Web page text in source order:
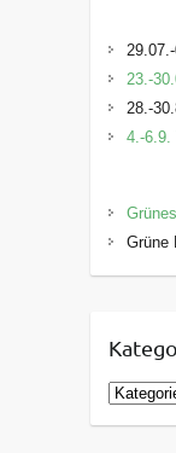
23.-
28.-
4.-6.9.
Grüne
K
a